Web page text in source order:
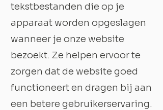
tekstbestanden die op je
apparaat worden opgeslagen
wanneer je onze website
bezoekt. Ze helpen ervoor te
zorgen dat de website goed
functioneert en dragen bij aan
een betere gebruikerservaring.